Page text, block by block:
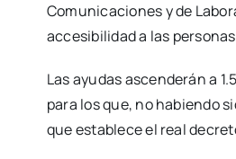
Comu­ni­ca­cio­nes y de
acce­si­bi­li­dad a las
Las ayu­das ascen­de­rán a
para los que, no habien­do
que esta­ble­ce el real